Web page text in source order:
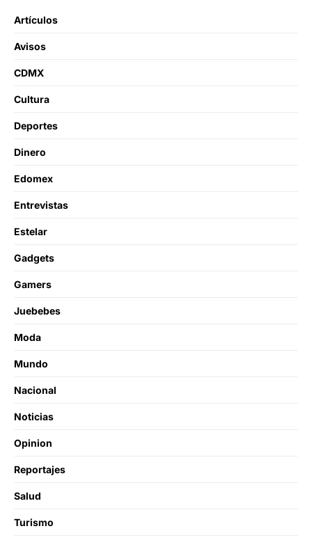
Artículos
Avisos
CDMX
Cultura
Deportes
Dinero
Edomex
Entrevistas
Estelar
Gadgets
Gamers
Juebebes
Moda
Mundo
Nacional
Noticias
Opinion
Reportajes
Salud
Turismo